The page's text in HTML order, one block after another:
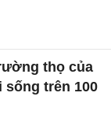
thọ của
trên 100